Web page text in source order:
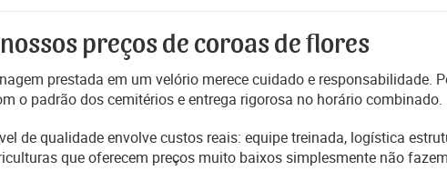
preços de coroas de flores
prestada em um velório merece cuidado e
o padrão dos cemitérios e entrega rigorosa no horário combinado.
de qualidade envolve custos reais: equipe treinada, logística
que oferecem preços muito baixos simplesmente não